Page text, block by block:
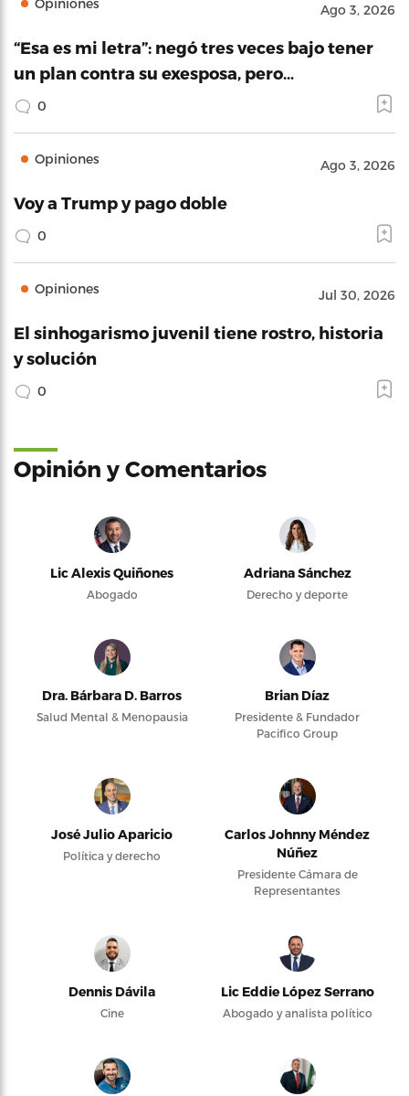
Opiniones Ago 3, 2026
“Esa es mi letra”: negó tres veces bajo tener
un plan contra su exesposa, pero…
0
Opiniones Ago 3, 2026
Voy a Trump y pago doble
0
Opiniones Jul 30, 2026
El sinhogarismo juvenil tiene rostro, historia
y solución
0
Opinión y Comentarios
Lic Alexis Quiñones
Abogado
Adriana Sánchez
Derecho y deporte
Dra. Bárbara D. Barros
Salud Mental & Menopausia
Brian Díaz
Presidente & Fundador
Pacifico Group
José Julio Aparicio
Política y derecho
Carlos Johnny Méndez
Núñez
Presidente Cámara de
Representantes
Dennis Dávila
Cine
Lic Eddie López Serrano
Abogado y analista político